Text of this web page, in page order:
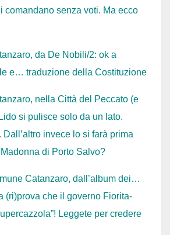
comandano senza voti. Ma ecco
da De Nobili/2: ok a
e… traduzione della Costituzione
nella Città del Peccato (e
si pulisce solo da un lato.
Dall’altro invece lo si farà prima
di Porto Salvo?
Catanzaro, dall’album dei…
(ri)prova che il governo Fiorita-
Leggete per credere